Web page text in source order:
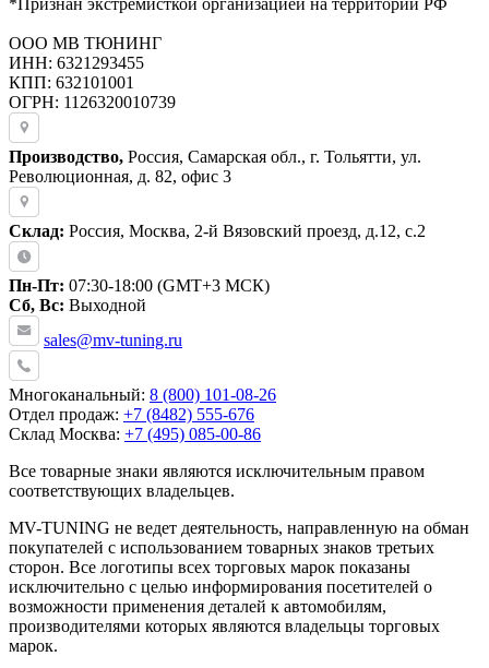
*Признан экстремисткой организацией на территории РФ
ООО МВ ТЮНИНГ
ИНН: 6321293455
КПП: 632101001
ОГРН: 1126320010739
Производство, Россия, Самарская обл., г. Тольятти, ул.
Революционная, д. 82, офис 3
Склад: Россия, Москва, 2-й Вязовский проезд, д.12, с.2
Пн-Пт: 07:30-18:00 (GMT+3 МСК)
Сб, Вс: Выходной
sales@mv-tuning.ru
Многоканальный: 8 (800) 101-08-26
Отдел продаж: +7 (8482) 555-676
Склад Москва: +7 (495) 085-00-86
Все товарные знаки являются исключительным правом
соответствующих владельцев.
MV-TUNING не ведет деятельность, направленную на обман
покупателей с использованием товарных знаков третьих
сторон. Все логотипы всех торговых марок показаны
исключительно с целью информирования посетителей о
возможности применения деталей к автомобилям,
производителями которых являются владельцы торговых
марок.